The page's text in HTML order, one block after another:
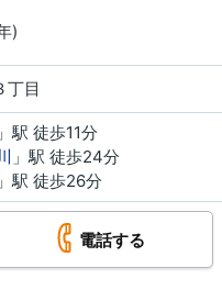
)
丁目
」駅 徒歩11分
」駅 徒歩24分
」駅 徒歩26分
電話する